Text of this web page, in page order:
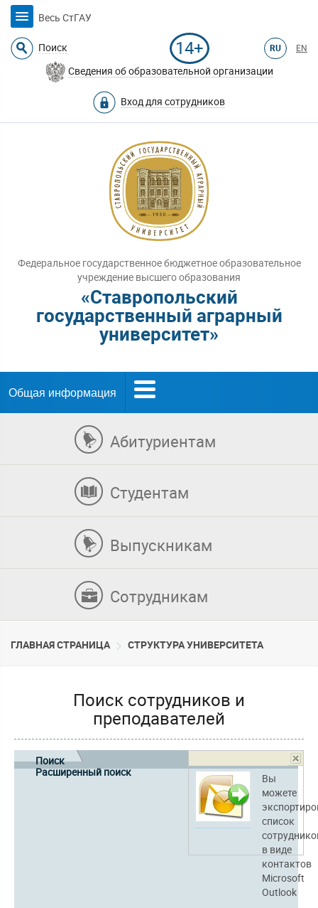
Весь СтГАУ
Поиск 14+ RU EN
Сведения об образовательной организации
Вход для сотрудников
Федеральное государственное бюджетное образовательное
учреждение высшего образования
«Ставропольский
государственный аграрный
университет»
Общая информация
Абитуриентам
Студентам
Выпускникам
Сотрудникам
ГЛАВНАЯ СТРАНИЦА CТРУКТУРА УНИВЕРСИТЕТА
Поиск сотрудников и
преподавателей
Вы
можете
список
в виде
контактов
Microsoft
Outlook
Поиск
Расширенный поиск